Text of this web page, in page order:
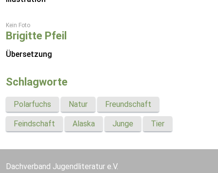
Kein Foto
Brigitte Pfeil
Übersetzung
Schlagworte
Polarfuchs Natur Freundschaft
Feindschaft Alaska Junge Tier
Dachverband Jugendliteratur e.V.